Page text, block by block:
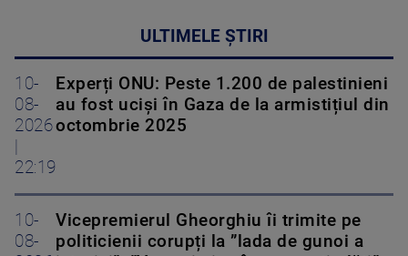
ULTIMELE ȘTIRI
10-
08-
2026
22:19
Experți ONU: Peste 1.200 de palestinieni
au fost uciși în Gaza de la armistițiul din
octombrie 2025
10-
08-
Vicepremierul Gheorghiu îi trimite pe
politicienii corupți la ”lada de gunoi a